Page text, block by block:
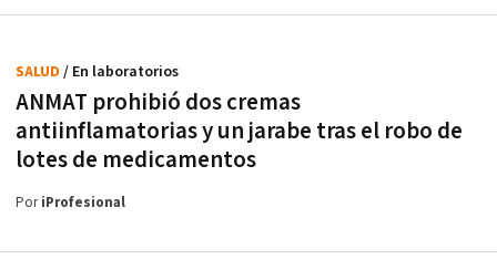
ANMAT prohibió dos cremas
antiinflamatorias y un jarabe tras el robo de
lotes de medicamentos
SALUD / En laboratorios
PoriProfesional